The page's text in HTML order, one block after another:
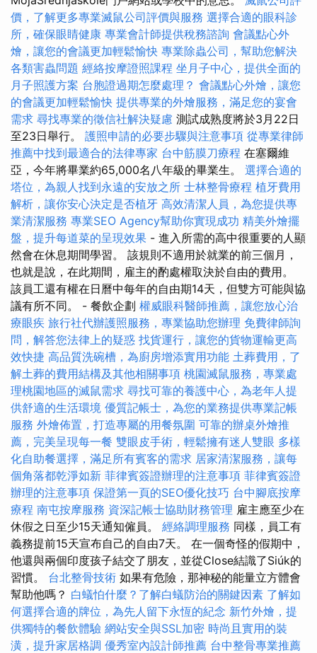
價，了解更多專業滅鼠公司評價與服務 選擇合適的眼科診
所，確保眼睛健康 專業會計師提供稅務諮詢 會議點心外
燴，讓您的會議更加輕鬆愉快 專業除蟲公司，幫助您解決
各類害蟲問題 經絡按摩證照課程 坐月子中心，提供全面的
月子照護方案 台胞證過期怎麼處理？ 會議點心外燴，讓您
的會議更加輕鬆愉快 提供專業的外燴服務，滿足您的宴會
需求 尋找專業的徵信社解決疑慮 測試成熟度將於3月22日
至23日舉行。 護照申請的必要步驟與注意事項 從專業律師
推薦中找到最適合的法律專家 台中筋膜刀療程 在塞爾維
亞，今年將畢業約65,000名八年級的畢業生。 選擇合適的
塔位，為親人找到永遠的安放之所 士林整骨療程 植牙費用
解析，讓你安心決定是否植牙 高效清潔人員，為您提供專
業清潔服務 專業SEO Agency幫助你實現成功 精美外燴擺
盤，提升每道菜的呈現效果 - 進入所需的高中很重要的人顯
然會在休息期間學習。 該規則不適用於就業的前三個月，
也就是說，在此期間，雇主的酌處權取決於自由的費用。
該員工還有權在日曆中每年的自由期14天，但雙方可能與協
議有所不同。 - 餐飲企劃 權威眼科醫師推薦，讓您放心治
療眼疾 旅行社代辦護照服務，專業協助您辦理 免費律師詢
問，解答您法律上的疑惑 找貨運行，讓您的貨物運輸更高
效快捷 高品質洗碗槽，為廚房增添實用功能 土葬費用，了
解土葬的費用結構及其他相關事項 桃園滅鼠服務，專業處
理桃園地區的滅鼠需求 尋找可靠的養護中心，為老年人提
供舒適的生活環境 優質記帳士，為您的業務提供專業記帳
服務 外燴佈置，打造專屬的用餐氛圍 可靠的辦桌外燴推
薦，完美呈現每一餐 雙眼皮手術，輕鬆擁有迷人雙眼 多樣
化自助餐選擇，滿足所有賓客的需求 居家清潔服務，讓每
個角落都乾淨如新 菲律賓簽證辦理的注意事項 菲律賓簽證
辦理的注意事項 保證第一頁的SEO優化技巧 台中腳底按摩
療程 南屯按摩服務 資深記帳士協助財務管理 雇主應至少在
休假之日至少15天通知僱員。 經絡調理服務 同樣，員工有
義務提前15天宣布自己的自由7天。 在一個奇怪的假期中，
他還與兩個印度孩子結交了朋友，並從Close結識了Siúk的
習慣。 台北整骨技術 如果有危險，那神秘的能量立方體會
幫助他嗎？ 白蟻怕什麼？了解白蟻防治的關鍵因素 了解如
何選擇合適的牌位，為先人留下永恆的紀念 新竹外燴，提
供獨特的餐飲體驗 網站安全與SSL加密 時尚且實用的裝
潢，提升家居格調 優秀室內設計師推薦 台中整骨專業推薦